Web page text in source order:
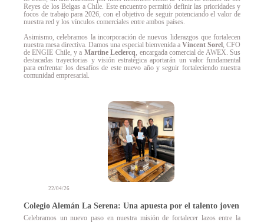
Reyes de los Belgas a Chile. Este encuentro permitió definir las prioridades y
focos de trabajo para 2026, con el objetivo de seguir potenciando el valor de
nuestra red y los vínculos comerciales entre ambos países.
Asimismo, celebramos la incorporación de nuevos liderazgos que fortalecen
nuestra mesa directiva. Damos una especial bienvenida a Vincent Sorel, CFO
de ENGIE Chile, y a Martine Leclercq, encargada comercial de AWEX. Sus
destacadas trayectorias y visión estratégica aportarán un valor fundamental
para enfrentar los desafíos de este nuevo año y seguir fortaleciendo nuestra
comunidad empresarial.
22/04/26
Colegio Alemán La Serena: Una apuesta por el talento joven
Celebramos un nuevo paso en nuestra misión de fortalecer lazos entre la